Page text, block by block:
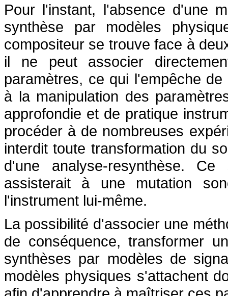
Pour l'instant, l'absence d'une
synthèse par modèles
compositeur se trouve face à
il ne peut associer
paramètres, ce qui l'empêche
à la manipulation des
approfondie et de pratique
procéder à de nombreuses
interdit toute transformation du
d'une analyse-resynthèse.
assisterait à une mutation
l'instrument lui-même.
La possibilité d'associer une
de conséquence, transformer
synthèses par modèles de
modèles physiques s'attachent